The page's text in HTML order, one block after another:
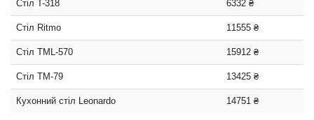
Стіл T-318 6332 ₴
Стіл Ritmo 11555 ₴
Стіл ТМL-570 15912 ₴
Стіл TM-79 13425 ₴
Кухонний стіл Leonardo 14751 ₴